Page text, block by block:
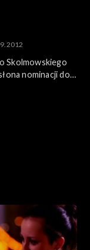
Skolmowskiego
nominacji do
Gallery Weekend”,